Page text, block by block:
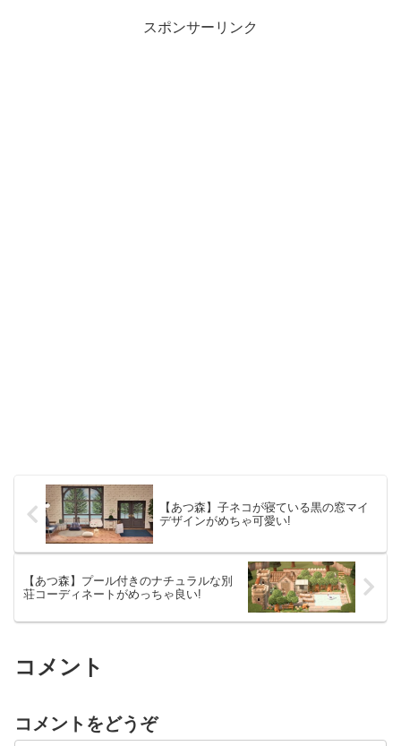
スポンサーリンク
【あつ森】子ネコが寝ている黒の窓マイ
デザインがめちゃ可愛い!
【あつ森】プール付きのナチュラルな別
荘コーディネートがめっちゃ良い!
コメント
コメントをどうぞ